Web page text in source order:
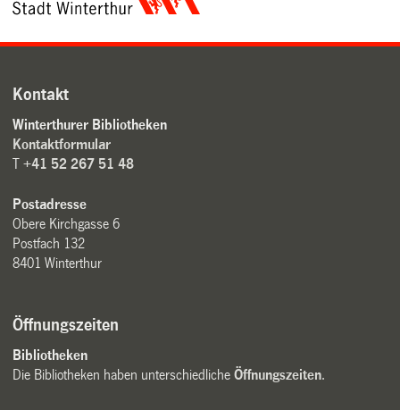
Kontakt
Winterthurer Bibliotheken
Kontaktformular
T+41 52 267 51 48
Postadresse
Obere Kirchgasse 6
Postfach 132
8401 Winterthur
Öffnungszeiten
Bibliotheken
Die Bibliotheken haben unterschiedlicheÖffnungszeiten.